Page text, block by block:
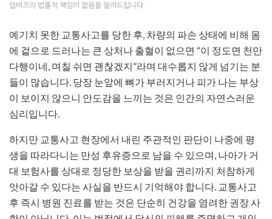
업비즈의 법률적 책임이 없음을 알려드립니다.
예기치 못한 교통사고를 당한 후, 차량의 파손 상태에 비해 몸
에 겉으로 드러나는 큰 상처나 출혈이 없으면 “이 정도면 천만
다행이네, 며칠 쉬면 괜찮겠지”라며 대수롭지 않게 넘기는 분
들이 많습니다. 당장 눈앞에 뼈가 부러지거나 피가 나는 부상
이 보이지 않으니 안도감을 느끼는 것은 인간의 자연스러운
심리입니다.
하지만 교통사고 현장에서 내린 주관적인 판단이 나중에 평
생을 따라다니는 만성 후유증으로 남을 수 있으며, 나아가 거
대 보험사를 상대로 정당한 보상을 받을 권리까지 처참하게
앗아갈 수 있다는 사실을 반드시 기억해야 합니다. 교통사고
후 즉시 병원 진료를 받는 것은 단순히 건강을 염려한 권장 사